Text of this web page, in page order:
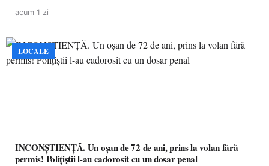
acum 1 zi
LOCALE
INCONȘTIENȚĂ. Un oșan de 72 de ani, prins la volan fără
permis! Polițiștii l-au cadorosit cu un dosar penal